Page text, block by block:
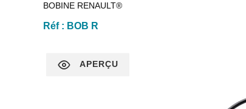
APERÇU
BOBINE RENAULT®
Réf : BOB R